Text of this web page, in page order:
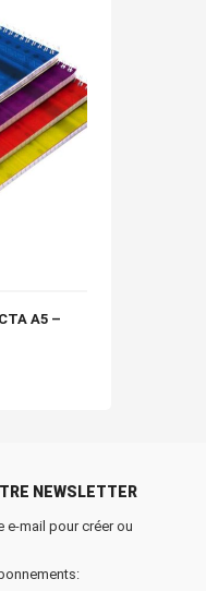
A5 –
NEWSLETTER
e-mail pour créer ou